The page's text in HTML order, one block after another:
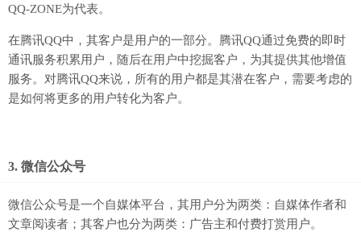
QQ-ZONE为代表。
在腾讯QQ中，其客户是用户的一部分。腾讯QQ通过免费的即时
通讯服务积累用户，随后在用户中挖掘客户，为其提供其他增值
服务。对腾讯QQ来说，所有的用户都是其潜在客户，需要考虑的
是如何将更多的用户转化为客户。
3. 微信公众号
微信公众号是一个自媒体平台，其用户分为两类：自媒体作者和
文章阅读者；其客户也分为两类：广告主和付费打赏用户。